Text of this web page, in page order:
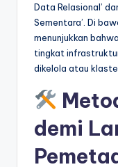
Data Relasional’
Sementara’. Di
menunjukkan
tingkat
dikelola atau
demi